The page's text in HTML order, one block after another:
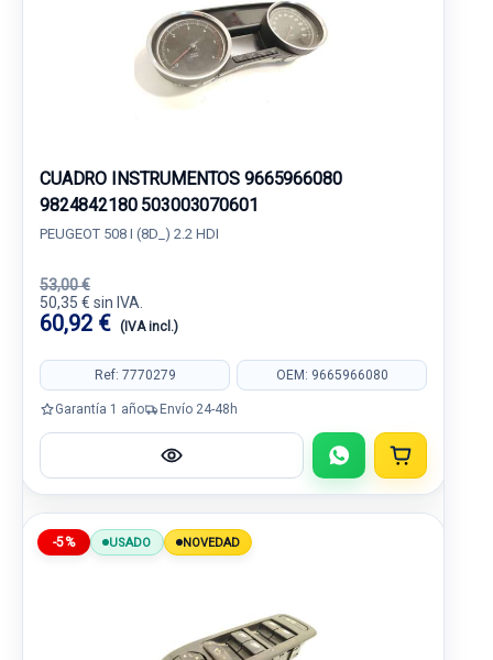
CUADRO INSTRUMENTOS 9665966080
9824842180 503003070601
PEUGEOT 508 I (8D_) 2.2 HDI
53,00 €
50,35 € sin IVA.
60,92 € (IVA incl.)
Ref: 7770279 OEM: 9665966080
Garantía 1 año Envío 24-48h
-5% USADO NOVEDAD